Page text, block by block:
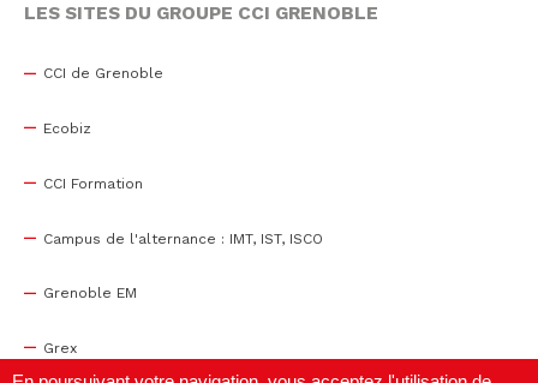
LES SITES DU GROUPE CCI GRENOBLE
CCI de Grenoble
Ecobiz
CCI Formation
Campus de l'alternance : IMT, IST, ISCO
Grenoble EM
Grex